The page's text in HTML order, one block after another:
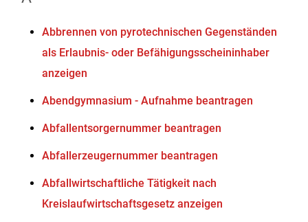
Abbrennen von pyrotechnischen Gegenständen
als Erlaubnis- oder Befähigungsscheininhaber
anzeigen
Abendgymnasium - Aufnahme beantragen
Abfallentsorgernummer beantragen
Abfallerzeugernummer beantragen
Abfallwirtschaftliche Tätigkeit nach
Kreislaufwirtschaftsgesetz anzeigen